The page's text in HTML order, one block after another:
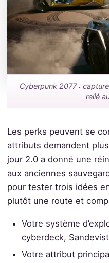
Cyberpunk 2077 :
relié
Les perks peuvent se
attributs demandent
jour 2.0 a donné une
aux anciennes
pour tester trois idées
plutôt une route et
Votre système
cyberdeck,
Votre attribut